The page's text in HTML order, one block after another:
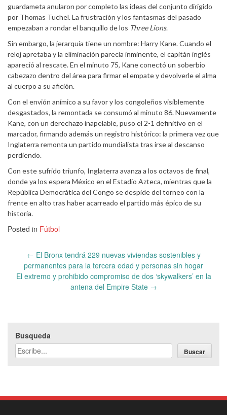
guardameta anularon por completo las ideas del conjunto dirigido
por Thomas Tuchel. La frustración y los fantasmas del pasado
empezaban a rondar el banquillo de los Three Lions.
Sin embargo, la jerarquía tiene un nombre: Harry Kane. Cuando el
reloj apretaba y la eliminación parecía inminente, el capitán inglés
apareció al rescate. En el minuto 75, Kane conectó un soberbio
cabezazo dentro del área para firmar el empate y devolverle el alma
al cuerpo a su afición.
Con el envión anímico a su favor y los congoleños visiblemente
desgastados, la remontada se consumó al minuto 86. Nuevamente
Kane, con un derechazo inapelable, puso el 2-1 definitivo en el
marcador, firmando además un registro histórico: la primera vez que
Inglaterra remonta un partido mundialista tras irse al descanso
perdiendo.
Con este sufrido triunfo, Inglaterra avanza a los octavos de final,
donde ya los espera México en el Estadio Azteca, mientras que la
República Democrática del Congo se despide del torneo con la
frente en alto tras haber acarreado el partido más épico de su
historia.
Posted in Fútbol
navigation
← El Bronx tendrá 229 nuevas viviendas sostenibles y
permanentes para la tercera edad y personas sin hogar
El extremo y prohibido compromiso de dos ‘skywalkers’ en la
antena del Empire State →
Busqueda
Buscar